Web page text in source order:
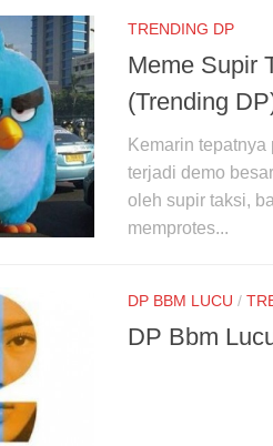
TRENDING DP
Meme Supir
(Trending
Kemarin
terjadi demo
oleh supir taksi,
memprotes...
DP BBM LUCU /
DP Bbm